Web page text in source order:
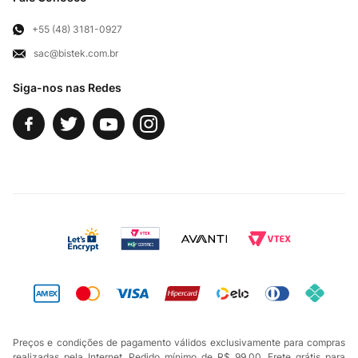
Siga-nos nas Redes
Exercício de Direito
Fale Conosco
+55 (48) 3181-0927
sac@bistek.com.br
Preços e condições de pagamento válidos exclusivamente para compras